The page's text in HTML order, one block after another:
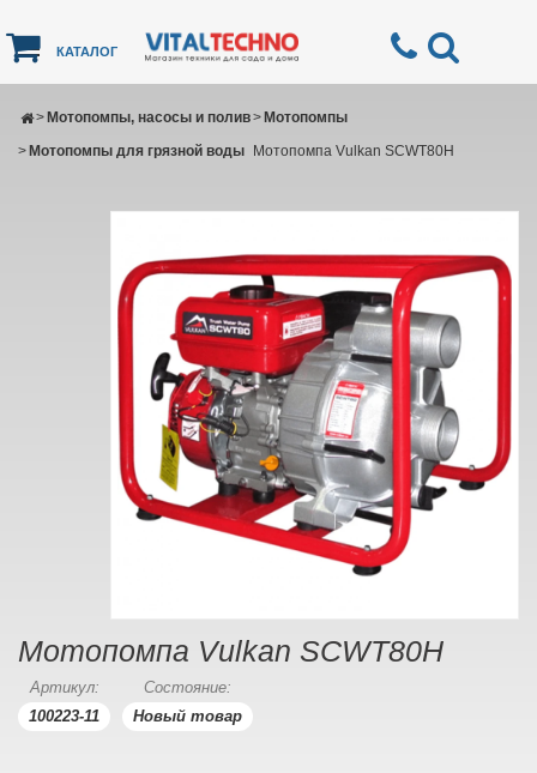
КАТАЛОГ
Мотопомпы, насосы и полив
> Мотопомпы
>
Мотопомпы для грязной воды
> Мотопомпа Vulkan SCWT80H
Мотопомпа Vulkan SCWT80H
Артикул:
100223-11
Состояние:
Новый товар